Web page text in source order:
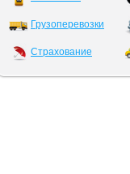
Грузоперевозки
Страхование